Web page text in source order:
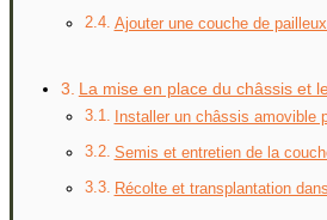
Ajouter une couche de
La mise en place du châssis et
Installer un châssis amovible
Semis et entretien de la
Récolte et transplantation